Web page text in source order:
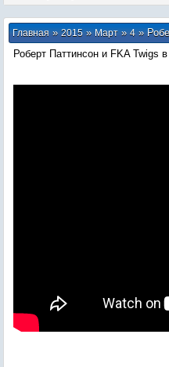
Главная»2015 » Март » 4»
Роберт Паттинсон и FKA Twigs